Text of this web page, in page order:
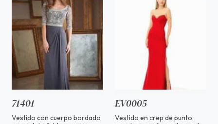
71401
Vestido con cuerpo bordado
EV0005
Vestido en crep de punto,